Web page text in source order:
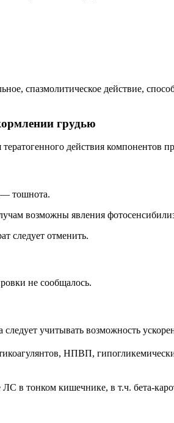
спазмолитическое действие,
грудью
действия компонентов
— тошнота.
возможны явления
следует отменить.
не сообщалось.
следует учитывать возможность
НПВП,
в тонком кишечнике, в т.ч. бета-